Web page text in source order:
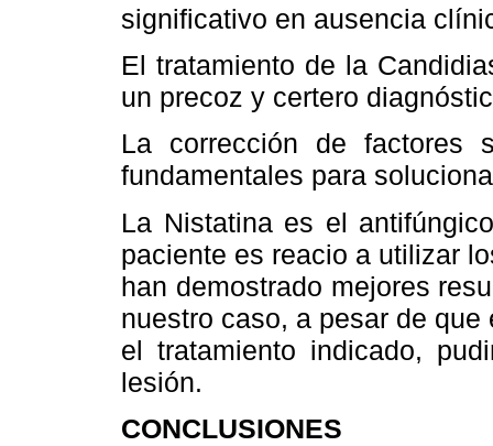
significativo en ausencia
El tratamiento de la
un precoz y certero
La corrección de factores
fundamentales para
La Nistatina es el
paciente es reacio a utilizar
han demostrado mejores
nuestro caso, a pesar de
el tratamiento indicado,
lesión.
CONCLUSIONES